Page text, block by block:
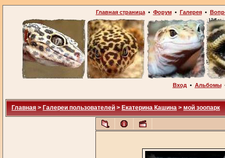
Главная страница• Форум• Галерея•
Вход • Альбомы
Главная > Галереи пользователей > Екатерина Кашина > мой зоопарк